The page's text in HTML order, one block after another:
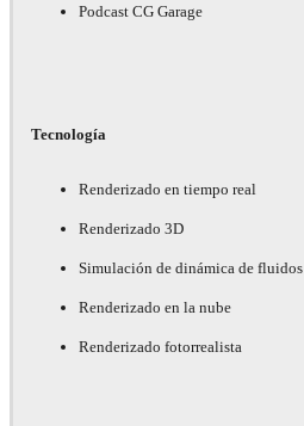
Podcast CG Garage
Tecnología
Renderizado en tiempo real
Renderizado 3D
Simulación de dinámica de fluidos
Renderizado en la nube
Renderizado fotorrealista